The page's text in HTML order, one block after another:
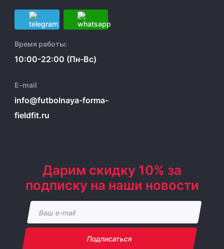
Время работы:
10:00-22:00 (Пн-Вс)
E-mail
info@futbolnaya-forma-
fieldfit.ru
Дарим скидку 10% за
подписку на наши новости
Подписаться